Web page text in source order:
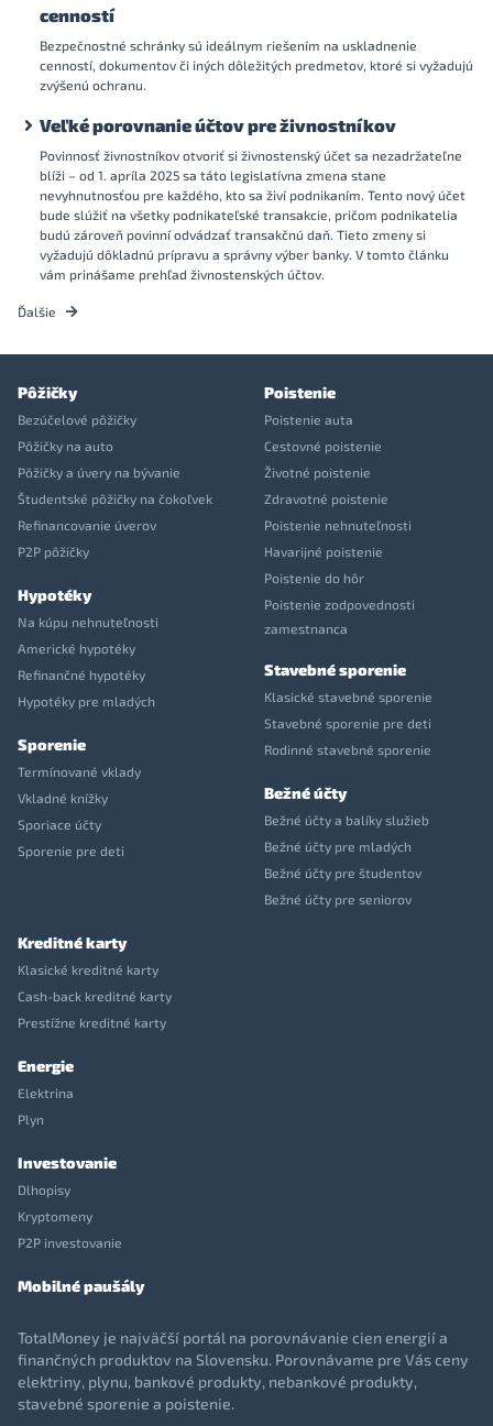
cenností
Bezpečnostné schránky sú ideálnym riešením na uskladnenie
cenností, dokumentov či iných dôležitých predmetov, ktoré si vyžadujú
zvýšenú ochranu.
Veľké porovnanie účtov pre živnostníkov
Povinnosť živnostníkov otvoriť si živnostenský účet sa nezadržateľne
blíži – od 1. apríla 2025 sa táto legislatívna zmena stane
nevyhnutnosťou pre každého, kto sa živí podnikaním. Tento nový účet
bude slúžiť na všetky podnikateľské transakcie, pričom podnikatelia
budú zároveň povinní odvádzať transakčnú daň. Tieto zmeny si
vyžadujú dôkladnú prípravu a správny výber banky. V tomto článku
vám prinášame prehľad živnostenských účtov.
Ďalšie
Pôžičky
Bezúčelové pôžičky
Pôžičky na auto
Pôžičky a úvery na bývanie
Študentské pôžičky na čokoľvek
Refinancovanie úverov
P2P pôžičky
Hypotéky
Na kúpu nehnuteľnosti
Americké hypotéky
Refinančné hypotéky
Hypotéky pre mladých
Sporenie
Termínované vklady
Vkladné knížky
Sporiace účty
Sporenie pre deti
Poistenie
Poistenie auta
Cestovné poistenie
Životné poistenie
Zdravotné poistenie
Poistenie nehnuteľnosti
Havarijné poistenie
Poistenie do hôr
Poistenie zodpovednosti
zamestnanca
Stavebné sporenie
Klasické stavebné sporenie
Stavebné sporenie pre deti
Rodinné stavebné sporenie
Bežné účty
Bežné účty a balíky služieb
Bežné účty pre mladých
Bežné účty pre študentov
Bežné účty pre seniorov
Kreditné karty
Klasické kreditné karty
Cash-back kreditné karty
Prestížne kreditné karty
Energie
Elektrina
Plyn
Investovanie
Dlhopisy
Kryptomeny
P2P investovanie
Mobilné paušály
TotalMoney je najväčší portál na porovnávanie cien energií a
finančných produktov na Slovensku. Porovnávame pre Vás ceny
elektriny, plynu, bankové produkty, nebankové produkty,
stavebné sporenie a poistenie.